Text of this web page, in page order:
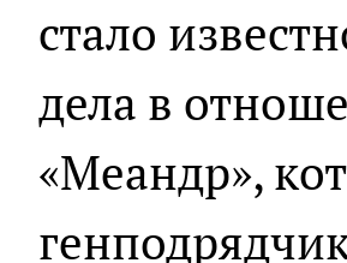
стало
дела в
«Меандр»,